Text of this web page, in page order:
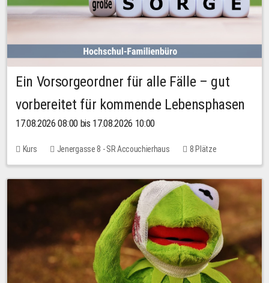
Ein Vorsorgeordner für alle Fälle – gut
vorbereitet für kommende Lebensphasen
17.08.2026 08:00 bis 17.08.2026 10:00
Kurs Jenergasse 8 - SR Accouchierhaus 8 Plätze